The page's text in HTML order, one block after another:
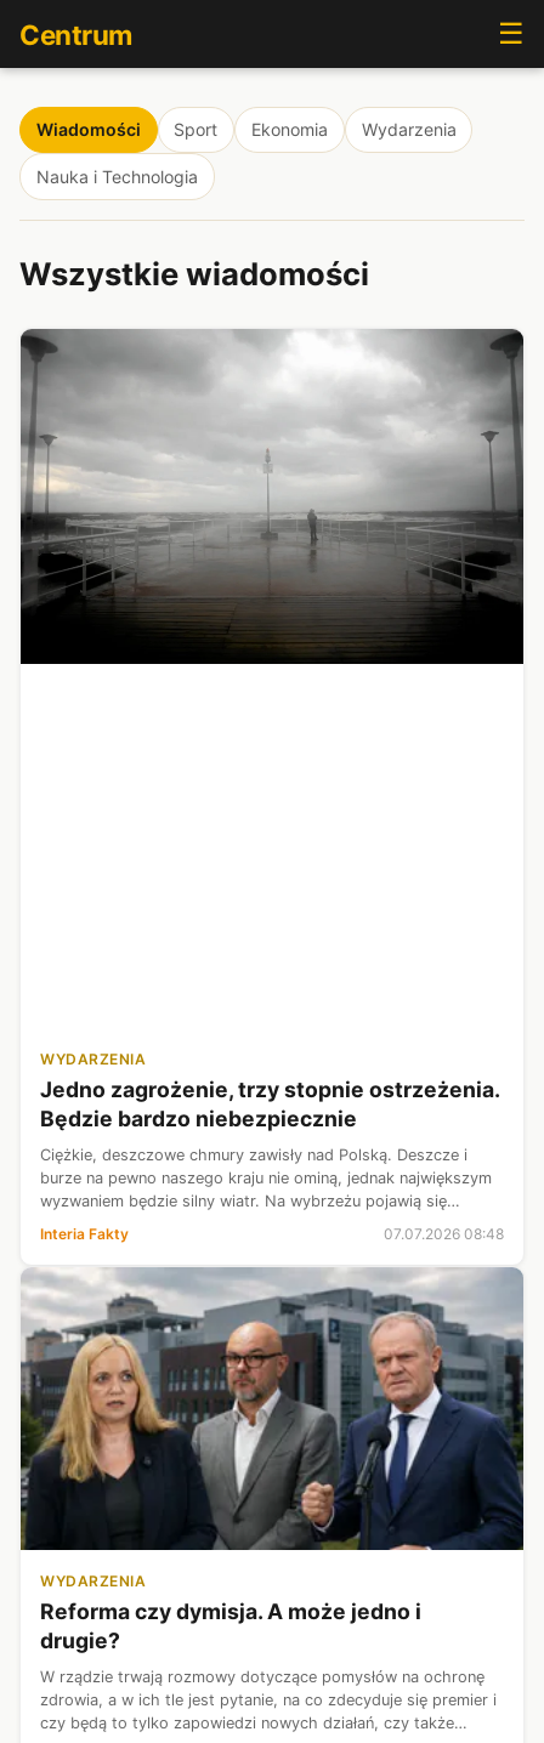
Centrum ☰
Wiadomości Sport Ekonomia Wydarzenia
Nauka i Technologia
Wszystkie wiadomości
WYDARZENIA
Jedno zagrożenie, trzy stopnie ostrzeżenia.
Będzie bardzo niebezpiecznie
Ciężkie, deszczowe chmury zawisły nad Polską. Deszcze i
burze na pewno naszego kraju nie ominą, jednak największym
wyzwaniem będzie silny wiatr. Na wybrzeżu pojawią się
prawdziwe wichury, które z czasem osiągną porywy znacznie
przekraczające 100 km/h...
Interia Fakty 07.07.2026 08:48
WYDARZENIA
Reforma czy dymisja. A może jedno i
drugie?
W rządzie trwają rozmowy dotyczące pomysłów na ochronę
zdrowia, a w ich tle jest pytanie, na co zdecyduje się premier i
czy będą to tylko zapowiedzi nowych działań, czy także